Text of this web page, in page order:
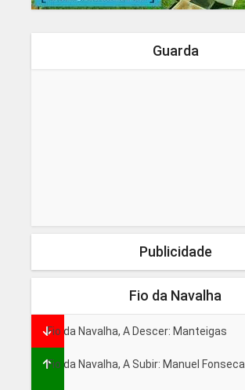
Guarda
Publicidade
Fio da Navalha
Fio da Navalha, A Descer: Manteigas
Fio da Navalha, A Subir: Manuel Fonseca